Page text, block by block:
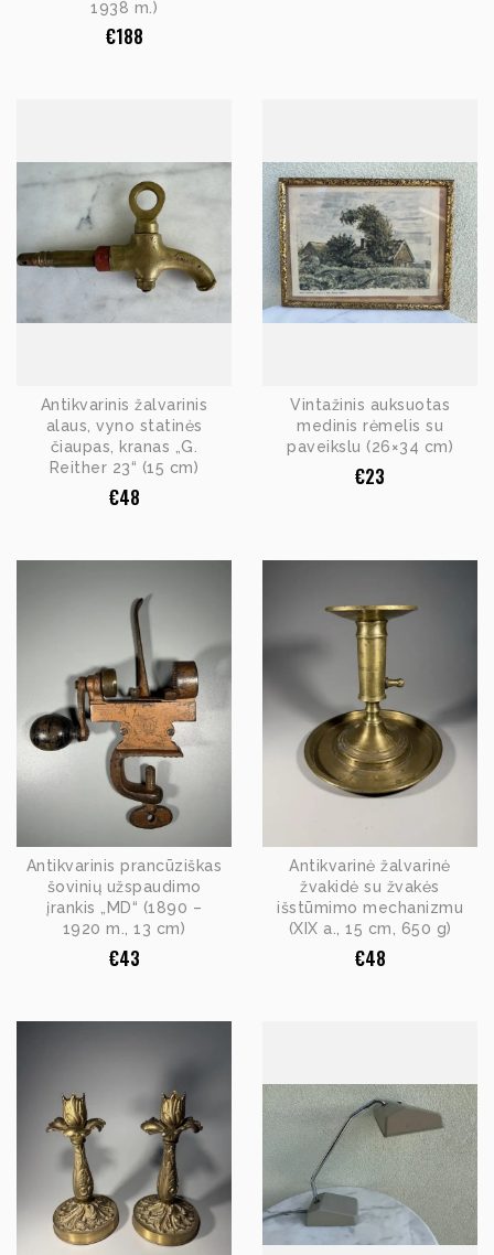
1938 m.)
€188
Antikvarinis žalvarinis
alaus, vyno statinės
čiaupas, kranas „G.
Reither 23“ (15 cm)
€48
Vintažinis auksuotas
medinis rėmelis su
paveikslu (26×34 cm)
€23
Antikvarinis prancūziškas
šovinių užspaudimo
įrankis „MD“ (1890 –
1920 m., 13 cm)
€43
Antikvarinė žalvarinė
žvakidė su žvakės
išstūmimo mechanizmu
(XIX a., 15 cm, 650 g)
€48